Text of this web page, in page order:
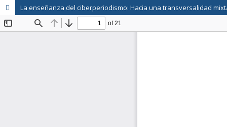
La enseñanza del ciberperiodismo: Hacia una transversalidad